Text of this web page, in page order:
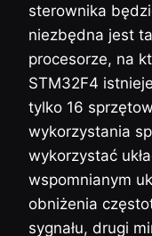
sterownika
niezbędna jest
procesorze, na
STM32F4
tylko 16
wykorzystania
wykorzystać
wspomnianym
obniżenia
sygnału, drugi